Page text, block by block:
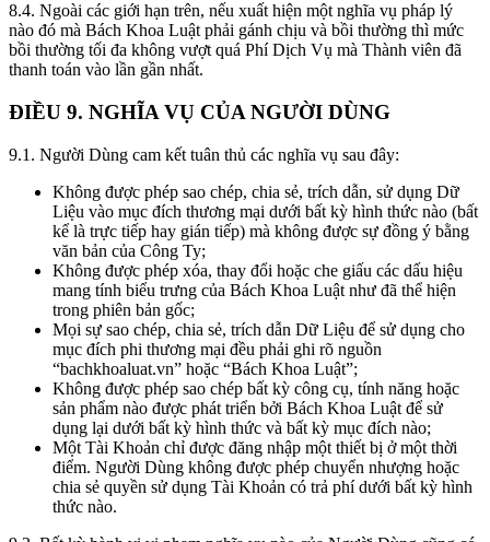
8.4. Ngoài các giới hạn trên, nếu xuất hiện một nghĩa vụ pháp lý
nào đó mà Bách Khoa Luật phải gánh chịu và bồi thường thì mức
bồi thường tối đa không vượt quá Phí Dịch Vụ mà Thành viên đã
thanh toán vào lần gần nhất.
ĐIỀU 9. NGHĨA VỤ CỦA NGƯỜI DÙNG
9.1. Người Dùng cam kết tuân thủ các nghĩa vụ sau đây:
Không được phép sao chép, chia sẻ, trích dẫn, sử dụng Dữ
Liệu vào mục đích thương mại dưới bất kỳ hình thức nào (bất
kể là trực tiếp hay gián tiếp) mà không được sự đồng ý bằng
văn bản của Công Ty;
Không được phép xóa, thay đổi hoặc che giấu các dấu hiệu
mang tính biểu trưng của Bách Khoa Luật như đã thể hiện
trong phiên bản gốc;
Mọi sự sao chép, chia sẻ, trích dẫn Dữ Liệu để sử dụng cho
mục đích phi thương mại đều phải ghi rõ nguồn
“bachkhoaluat.vn” hoặc “Bách Khoa Luật”;
Không được phép sao chép bất kỳ công cụ, tính năng hoặc
sản phẩm nào được phát triển bởi Bách Khoa Luật để sử
dụng lại dưới bất kỳ hình thức và bất kỳ mục đích nào;
Một Tài Khoản chỉ được đăng nhập một thiết bị ở một thời
điểm. Người Dùng không được phép chuyển nhượng hoặc
chia sẻ quyền sử dụng Tài Khoản có trả phí dưới bất kỳ hình
thức nào.